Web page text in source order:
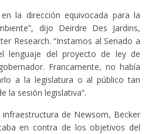
la dirección equivocada para la
dijo Deirdre Des Jardins,
Research. “Instamos al Senado a
lenguaje del proyecto de ley de
Francamente, no había
a la legislatura o al público tan
la sesión legislativa”.
de Newsom, Becker
en contra de los objetivos del